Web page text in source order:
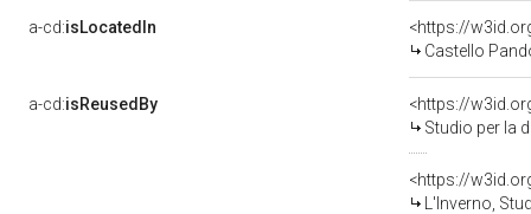
a-cd:isLocatedIn
<https://
Castello
a-cd:isReusedBy
<https://
Studio per la
<https://
L'Inverno, Studio di